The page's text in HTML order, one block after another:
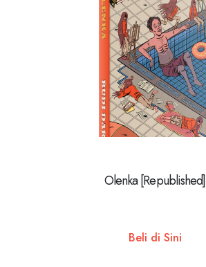
Olenka [Republished]
Beli di Sini